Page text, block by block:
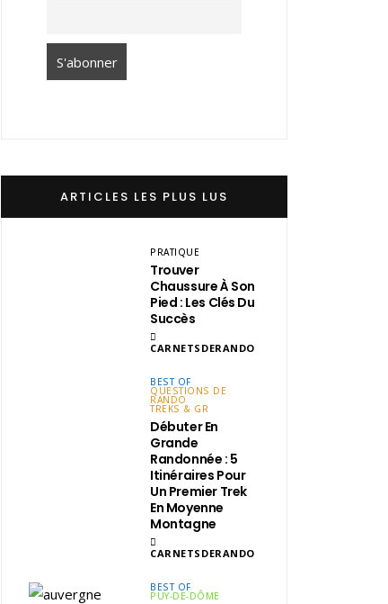
ARTICLES LES PLUS LUS
PRATIQUE
Trouver
Chaussure À Son
Pied : Les Clés Du
Succès
CARNETSDERANDO
BEST OF
QUESTIONS DE
RANDO
TREKS & GR
Débuter En
Grande
Randonnée : 5
Itinéraires Pour
Un Premier Trek
En Moyenne
Montagne
CARNETSDERANDO
BEST OF
PUY-DE-DÔME